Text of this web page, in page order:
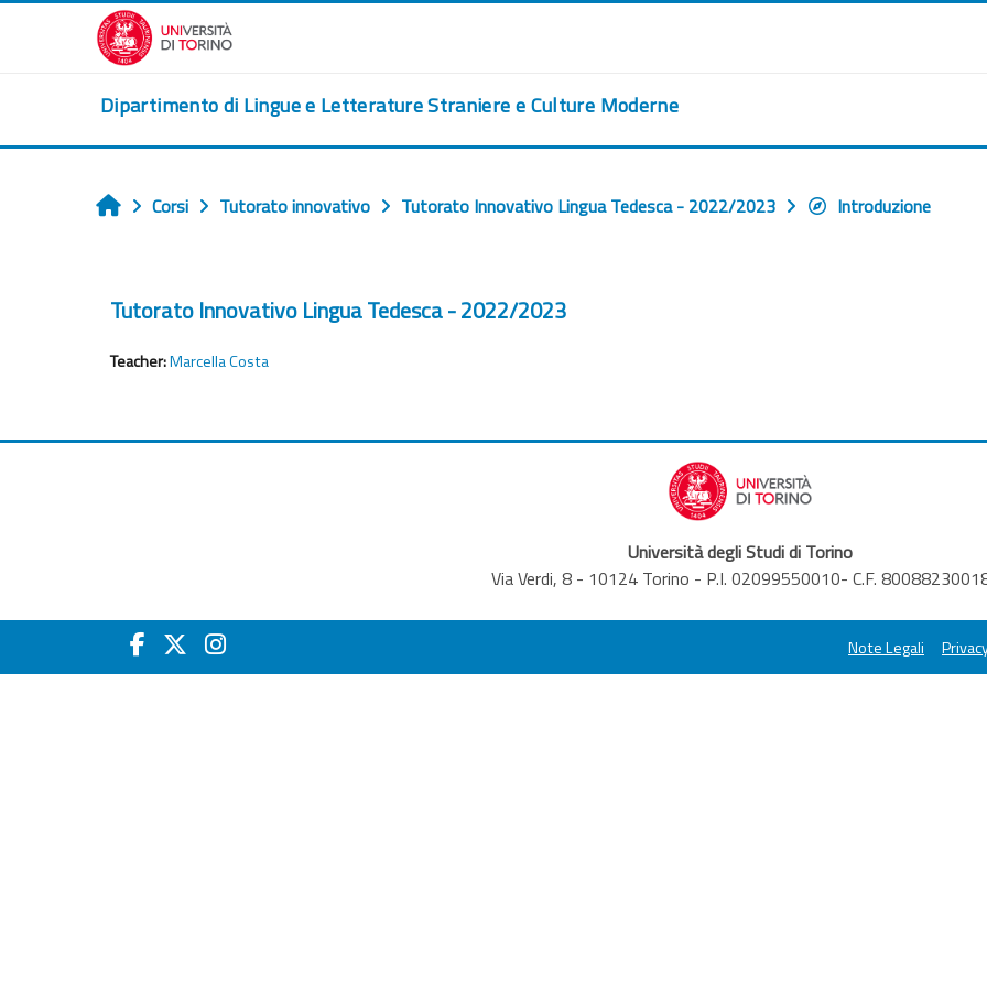
Vai al contenuto principale
Dipartimento di Lingue e Letterature Straniere e Culture Moderne
Home
Corsi Tutorato innovativo Tutorato Innovativo Lingua Tedesca - 2022/2023 Introduzione
Tutorato Innovativo Lingua Tedesca - 2022/2023
Teacher:Marcella Costa
Università degli Studi di Torino
Via Verdi, 8 - 10124 Torino - P.I. 02099550010- C.F.
Note Legali